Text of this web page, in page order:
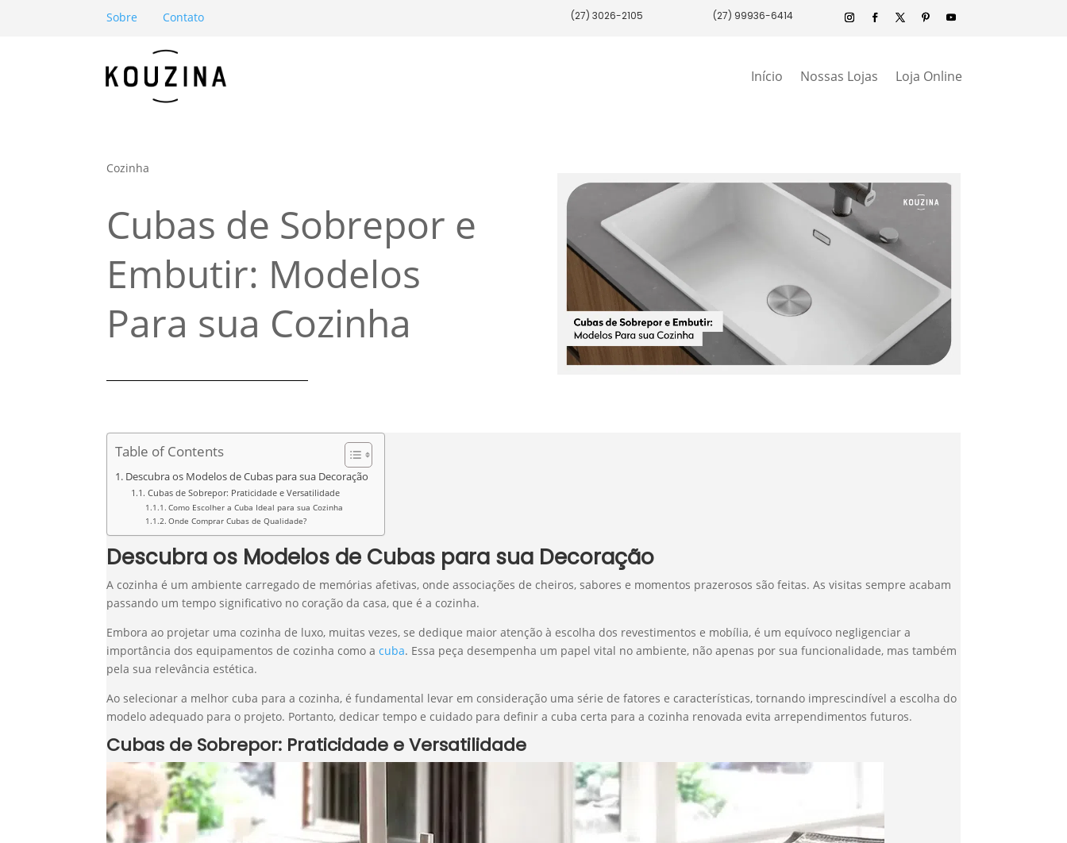
Sobre Contato (27) 3026-2105 (27) 99936-6414
Início Nossas Lojas Loja Online
Cozinha
Cubas de Sobrepor e
Embutir: Modelos
Para sua Cozinha
Table of Contents
Descubra os Modelos de Cubas para sua Decoração
Cubas de Sobrepor: Praticidade e Versatilidade
Como Escolher a Cuba Ideal para sua Cozinha
Onde Comprar Cubas de Qualidade?
Descubra os Modelos de Cubas para sua Decoração
A cozinha é um ambiente carregado de memórias afetivas, onde associações de cheiros, sabores e momentos prazerosos são feitas. As visitas sempre acabam
passando um tempo significativo no coração da casa, que é a cozinha.
Embora ao projetar uma cozinha de luxo, muitas vezes, se dedique maior atenção à escolha dos revestimentos e mobília, é um equívoco negligenciar a
importância dos equipamentos de cozinha como acuba. Essa peça desempenha um papel vital no ambiente, não apenas por sua funcionalidade, mas também
pela sua relevância estética.
Ao selecionar a melhor cuba para a cozinha, é fundamental levar em consideração uma série de fatores e características, tornando imprescindível a escolha do
modelo adequado para o projeto. Portanto, dedicar tempo e cuidado para definir a cuba certa para a cozinha renovada evita arrependimentos futuros.
Cubas de Sobrepor: Praticidade e Versatilidade